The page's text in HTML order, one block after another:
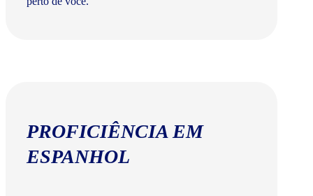
PROFICIÊNCIA EM
ESPANHOL